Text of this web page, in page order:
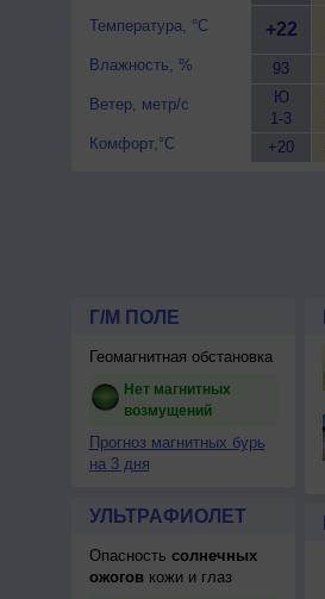
Температура, °C
Влажность, %
Ветер, метр/с
Комфорт,°C
+22
93
Ю
1-3
+20
Г/М ПОЛЕ
Геомагнитная обстановка
Нет магнитных
возмущений
Прогноз магнитных бурь
на 3 дня
УЛЬТРАФИОЛЕТ
Опасность солнечных
ожоговкожи и глаз